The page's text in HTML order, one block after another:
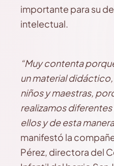
importante para su
intelectual.
“Muy contenta
un material didáctico,
niños y maestras,
realizamos
ellos y de esta
manifestó la
Pérez, directora del